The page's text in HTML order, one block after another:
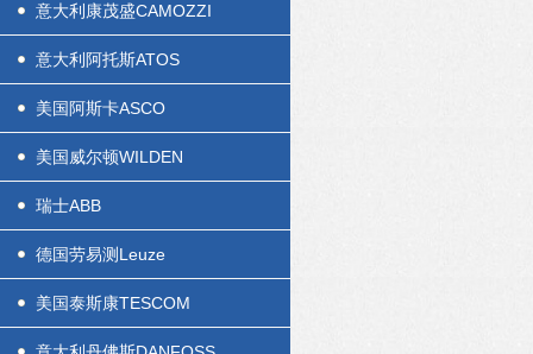
意大利康茂盛CAMOZZI
意大利阿托斯ATOS
美国阿斯卡ASCO
美国威尔顿WILDEN
瑞士ABB
德国劳易测Leuze
美国泰斯康TESCOM